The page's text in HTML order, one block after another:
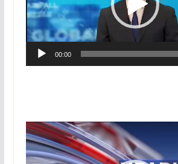
00:00
Video
Player